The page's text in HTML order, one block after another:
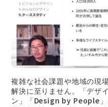
複雑な社会課題や地域の現
解決に至りません。「デザ
ン」「Design by People